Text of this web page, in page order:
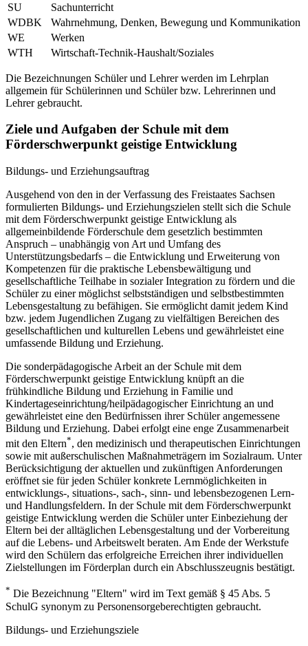
SU
Sachunterricht
WDBK
Wahrnehmung, Denken, Bewegung und Kommunikation
WE
Werken
WTH
Wirtschaft-Technik-Haushalt/Soziales
Die Bezeichnungen Schüler und Lehrer werden im Lehrplan
allgemein für Schülerinnen und Schüler bzw. Lehrerinnen und
Lehrer gebraucht.
Ziele und Aufgaben der Schule mit dem
Förderschwerpunkt geistige Entwicklung
Bildungs- und Erziehungsauftrag
Ausgehend von den in der Verfassung des Freistaates Sachsen
formulierten Bildungs- und Erziehungszielen stellt sich die Schule
mit dem Förderschwerpunkt geistige Entwicklung als
allgemeinbildende Förderschule dem gesetzlich bestimmten
Anspruch – unabhängig von Art und Umfang des
Unterstützungsbedarfs – die Entwicklung und Erweiterung von
Kompetenzen für die praktische Lebensbewältigung und
gesellschaftliche Teilhabe in sozialer Integration zu fördern und die
Schüler zu einer möglichst selbstständigen und selbstbestimmten
Lebensgestaltung zu befähigen. Sie ermöglicht damit jedem Kind
bzw. jedem Jugendlichen Zugang zu vielfältigen Bereichen des
gesellschaftlichen und kulturellen Lebens und gewährleistet eine
umfassende Bildung und Erziehung.
Die sonderpädagogische Arbeit an der Schule mit dem
Förderschwerpunkt geistige Entwicklung knüpft an die
frühkindliche Bildung und Erziehung in Familie und
Kindertageseinrichtung/heilpädagogischer Einrichtung an und
gewährleistet eine den Bedürfnissen ihrer Schüler angemessene
Bildung und Erziehung. Dabei erfolgt eine enge Zusammenarbeit
mit den Eltern*, den medizinisch und therapeutischen Einrichtungen
sowie mit außerschulischen Maßnahmeträgern im Sozialraum. Unter
Berücksichtigung der aktuellen und zukünftigen Anforderungen
eröffnet sie für jeden Schüler konkrete Lernmöglichkeiten in
entwicklungs-, situations-, sach-, sinn- und lebensbezogenen Lern-
und Handlungsfeldern. In der Schule mit dem Förderschwerpunkt
geistige Entwicklung werden die Schüler unter Einbeziehung der
Eltern bei der alltäglichen Lebensgestaltung und der Vorbereitung
auf die Lebens- und Arbeitswelt beraten. Am Ende der Werkstufe
wird den Schülern das erfolgreiche Erreichen ihrer individuellen
Zielstellungen im Förderplan durch ein Abschlusszeugnis bestätigt.
* Die Bezeichnung "Eltern" wird im Text gemäß § 45 Abs. 5
SchulG synonym zu Personensorgeberechtigten gebraucht.
Bildungs- und Erziehungsziele